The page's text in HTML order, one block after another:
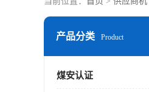
产品分类 Product
煤安认证